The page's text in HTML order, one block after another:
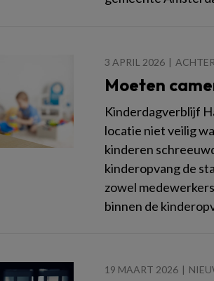
3 APRIL 2026
Moeten
Kinderdagverblijf
locatie niet veilig
kinderen
kinderopvang de
zowel
binnen de
19 MAART 2026